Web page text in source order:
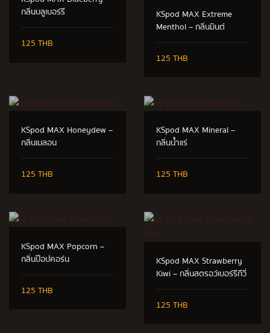
กลิ่นบลูเบอร์รี
125 THB
KSpod MAX Extreme
Menthol – กลิ่นมินต์
125 THB
KSpod MAX Honeydew –
กลิ่นเมลอน
125 THB
KSpod MAX Mineral –
กลิ่นน้ำแร่
125 THB
KSpod MAX Popcorn –
กลิ่นป๊อปคอร์น
125 THB
KSpod MAX Strawberry
Kiwi – กลิ่นสตรอว์เบอร์รีกีวี่
125 THB